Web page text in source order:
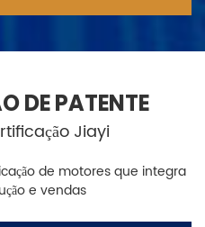
DE PATENTE
Jiayi
de motores que integra
e vendas